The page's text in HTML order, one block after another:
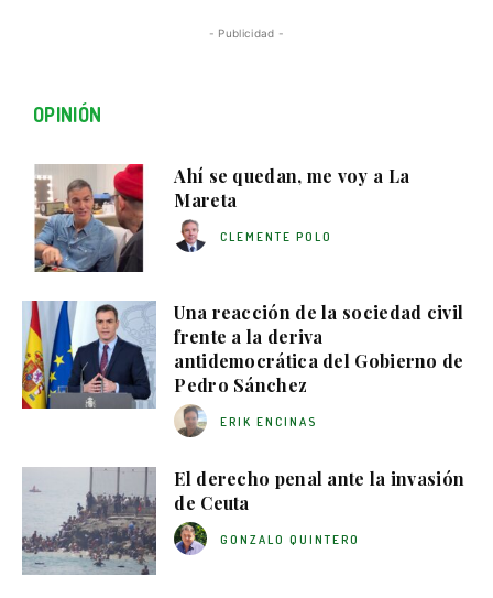
- Publicidad -
OPINIÓN
Ahí se quedan, me voy a La
Mareta
CLEMENTE POLO
Una reacción de la sociedad civil
frente a la deriva
antidemocrática del Gobierno de
Pedro Sánchez
ERIK ENCINAS
El derecho penal ante la invasión
de Ceuta
GONZALO QUINTERO